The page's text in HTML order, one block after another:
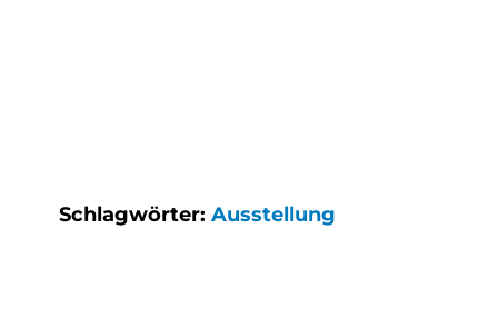
Schlagwörter: Ausstellung